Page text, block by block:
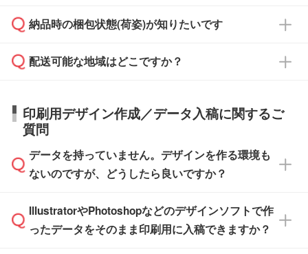
ご希望の際は担当スタッフまでお気軽にご相談
ください。
ご入金確認後、1～2営業日で出荷いたしま
タッフまでお問い合わせください。
ル」に注文予定日をご入力いただくと、おおよ
その締切日や出荷目安をご確認いただけます。
品が決まりましたらお早めのご発注をお願いい
たします。
い。
応が可能かご案内いたします。
す。>>対象商品はこちら
※最短出荷日は商品によって異なります。各商
品ページにてご確認ください
ご入金確認後に在庫を確保し、注文確定のご連
はできかねますので予めご了承ください。
納品時の梱包状態(荷姿)が知りたいです
商品によって異なります。各ページにある商品
す。(白箱、化粧箱、ブリスターパックなど)
【袋入り】 商品がひとつずつ袋に入っていま
す。(透明袋、デザイン袋など)
【個包装なし】 個包装がされていない状態で
※化粧箱から白箱への入れ替えや、オリジナル
箱の作成は原則承っておりません。
配送可能な地域はどこですか？
日本全国へお届けが可能です。なお、海外への
直接納品は行っておりませんので予めご了承く
ださい。
印刷用デザイン作成／データ入稿に関するご
質問
データを持っていません。デザインを作る環境も
ないのですが、どうしたら良いですか？
無料の「デザインシミュレーター」を使えば、
PCやスマホから簡単にデザインを作成できま
IllustratorやPhotoshopなどのデザインソフトで作
ったデータをそのまま印刷用に入稿できますか？